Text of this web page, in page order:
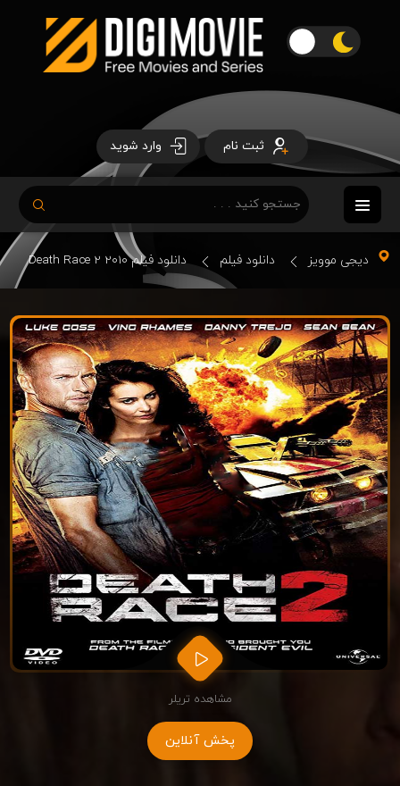
ثبت نام وارد شوید
دیجی موویز دانلود فیلم دانلود فیلم Death Race 2 2010
مشاهده تریلر
پخش آنلاین